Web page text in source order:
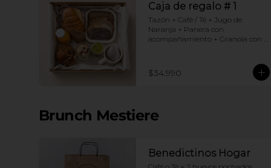
Caja de regalo # 1
Tazón + Café / Té + Jugo de
Naranja + Panera con
acompañamiento + Granola con
$34.990
Brunch Mestiere
Benedictinos Hogar